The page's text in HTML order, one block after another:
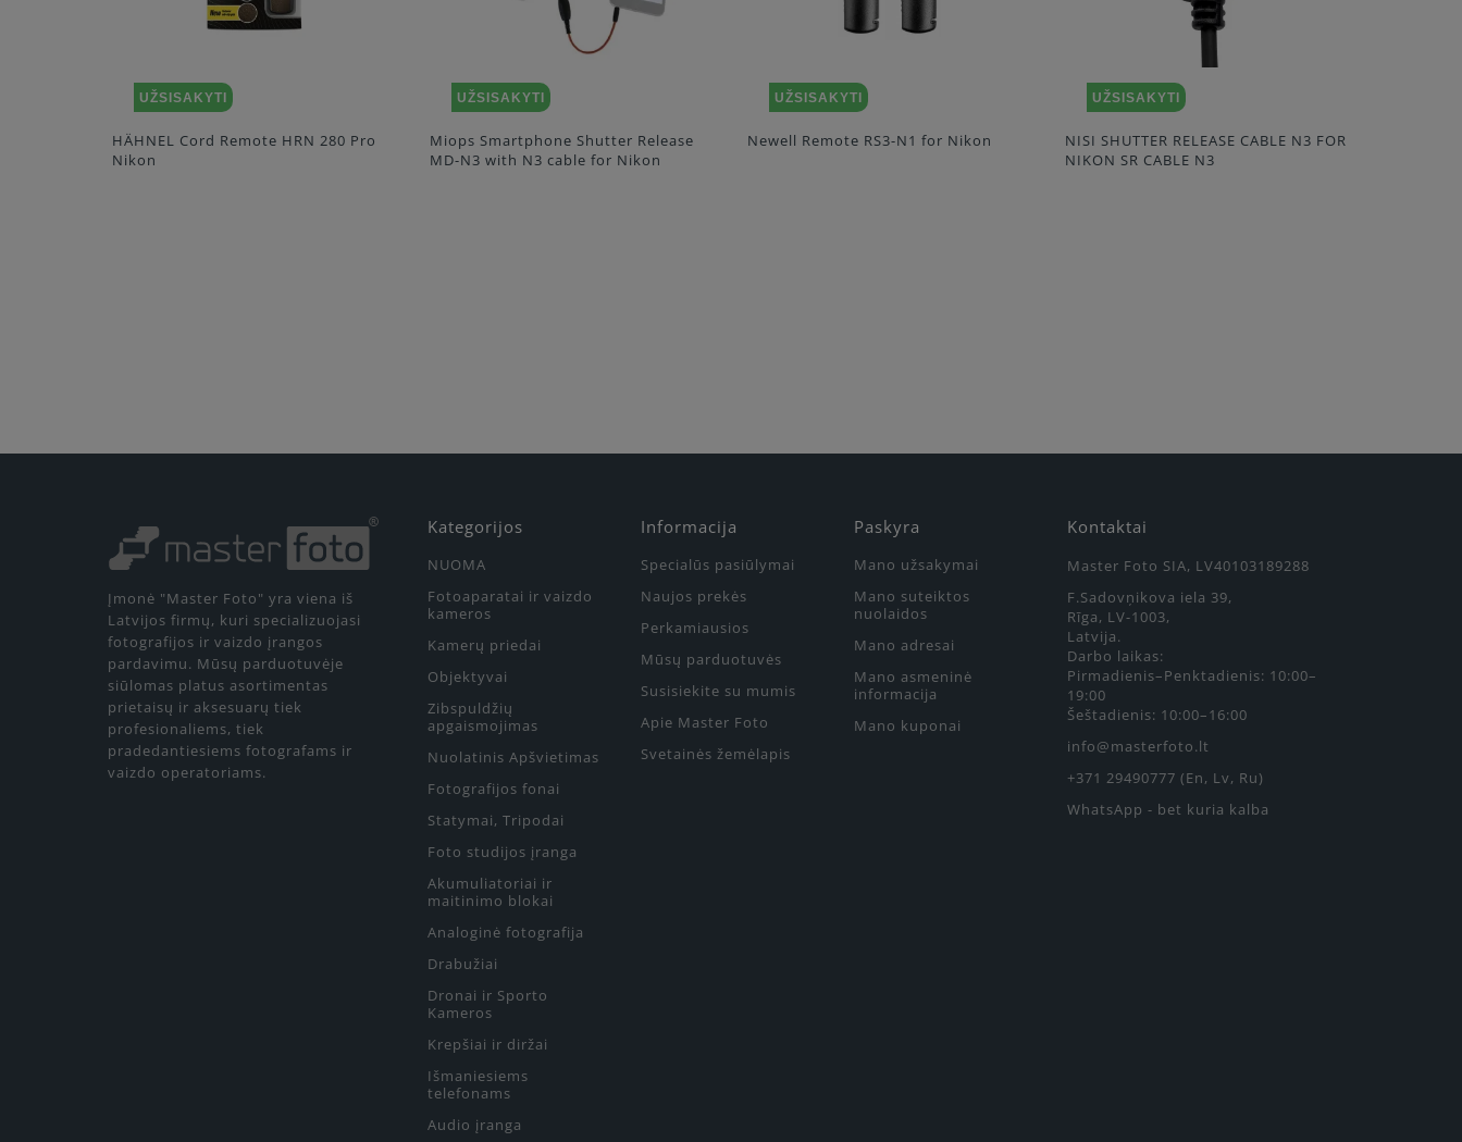
UŽSISAKYTI
HÄHNEL Cord Remote HRN 280 Pro
Nikon
UŽSISAKYTI
Miops Smartphone Shutter Release
MD-N3 with N3 cable for Nikon
UŽSISAKYTI
Newell Remote RS3-N1 for Nikon
UŽSISAKYTI
NISI SHUTTER RELEASE CABLE N3 FOR
NIKON SR CABLE N3
Įmonė "Master Foto" yra viena iš
Latvijos firmų, kuri specializuojasi
fotografijos ir vaizdo įrangos
pardavimu. Mūsų parduotuvėje
siūlomas platus asortimentas
prietaisų ir aksesuarų tiek
profesionaliems, tiek
pradedantiesiems fotografams ir
vaizdo operatoriams.
Kategorijos
NUOMA
Fotoaparatai ir vaizdo
kameros
Kamerų priedai
Objektyvai
Zibspuldžių
apgaismojimas
Nuolatinis Apšvietimas
Fotografijos fonai
Statymai, Tripodai
Foto studijos įranga
Akumuliatoriai ir
maitinimo blokai
Analoginė fotografija
Drabužiai
Dronai ir Sporto
Kameros
Krepšiai ir diržai
Išmaniesiems
telefonams
Audio įranga
Informacija
Specialūs pasiūlymai
Naujos prekės
Perkamiausios
Mūsų parduotuvės
Susisiekite su mumis
Apie Master Foto
Svetainės žemėlapis
Paskyra
Mano užsakymai
Mano suteiktos
nuolaidos
Mano adresai
Mano asmeninė
informacija
Mano kuponai
Kontaktai
Master Foto SIA, LV40103189288
F.Sadovņikova iela 39,
Rīga, LV-1003,
Latvija.
Darbo laikas:
Pirmadienis–Penktadienis: 10:00–
19:00
Šeštadienis: 10:00–16:00
info@masterfoto.lt
+371 29490777 (En, Lv, Ru)
WhatsApp - bet kuria kalba